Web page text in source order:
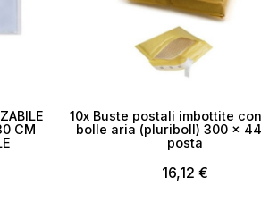
CM
10x Buste postali imbottite
bolle aria (pluriboll) 300 x
posta
16,12 €